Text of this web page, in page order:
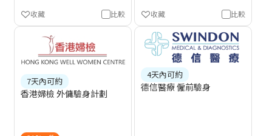
比較
收藏 比較
收藏
7天內可約
香港婦檢 外傭驗身計劃
4天內可約
德信醫療 僱前驗身